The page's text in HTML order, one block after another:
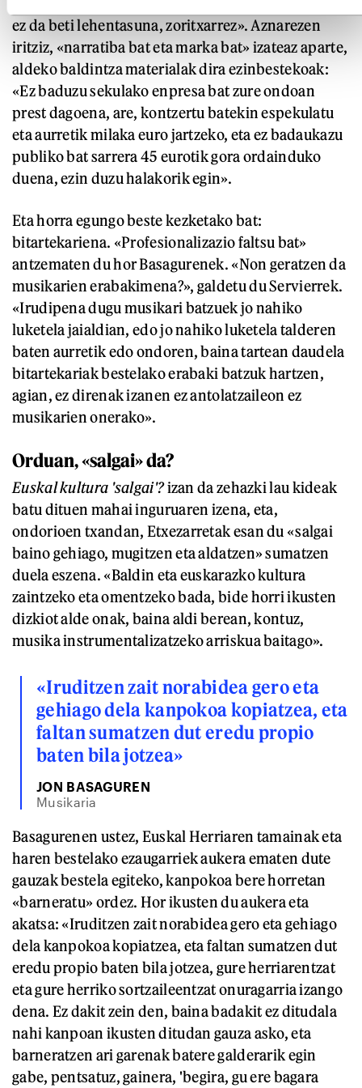
ez da beti lehentasuna, zoritxarrez». Aznarezen
iritziz, «narratiba bat eta marka bat» izateaz aparte,
aldeko baldintza materialak dira ezinbestekoak:
«Ez baduzu sekulako enpresa bat zure ondoan
prest dagoena, are, kontzertu batekin espekulatu
eta aurretik milaka euro jartzeko, eta ez badaukazu
publiko bat sarrera 45 eurotik gora ordainduko
duena, ezin duzu halakorik egin».
Eta horra egungo beste kezketako bat:
bitartekariena. «Profesionalizazio faltsu bat»
antzematen du hor Basagurenek. «Non geratzen da
musikarien erabakimena?», galdetu du Servierrek.
«Irudipena dugu musikari batzuek jo nahiko
luketela jaialdian, edo jo nahiko luketela talderen
baten aurretik edo ondoren, baina tartean daudela
bitartekariak bestelako erabaki batzuk hartzen,
agian, ez direnak izanen ez antolatzaileon ez
musikarien onerako».
Orduan, «salgai» da?
Euskal kultura 'salgai'?izan da zehazki lau kideak
batu dituen mahai inguruaren izena, eta,
ondorioen txandan, Etxezarretak esan du «salgai
baino gehiago, mugitzen eta aldatzen» sumatzen
duela eszena. «Baldin eta euskarazko kultura
zaintzeko eta omentzeko bada, bide horri ikusten
dizkiot alde onak, baina aldi berean, kontuz,
musika instrumentalizatzeko arriskua baitago».
«Iruditzen zait norabidea gero eta
gehiago dela kanpokoa kopiatzea, eta
faltan sumatzen dut eredu propio
baten bila jotzea»
JON BASAGUREN
Musikaria
Basagurenen ustez, Euskal Herriaren tamainak eta
haren bestelako ezaugarriek aukera ematen dute
gauzak bestela egiteko, kanpokoa bere horretan
«barneratu» ordez. Hor ikusten du aukera eta
akatsa: «Iruditzen zait norabidea gero eta gehiago
dela kanpokoa kopiatzea, eta faltan sumatzen dut
eredu propio baten bila jotzea, gure herriarentzat
eta gure herriko sortzaileentzat onuragarria izango
dena. Ez dakit zein den, baina badakit ez ditudala
nahi kanpoan ikusten ditudan gauza asko, eta
barneratzen ari garenak batere galderarik egin
gabe, pentsatuz, gainera, 'begira, gu ere bagara